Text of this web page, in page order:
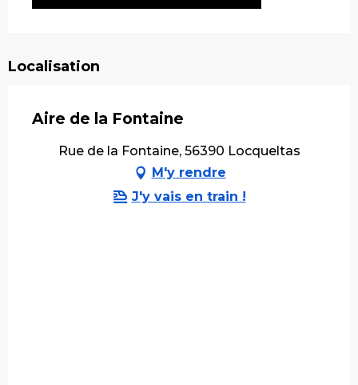
Localisation
Aire de la Fontaine
Rue de la Fontaine, 56390 Locqueltas
M'y rendre
J'y vais en train !